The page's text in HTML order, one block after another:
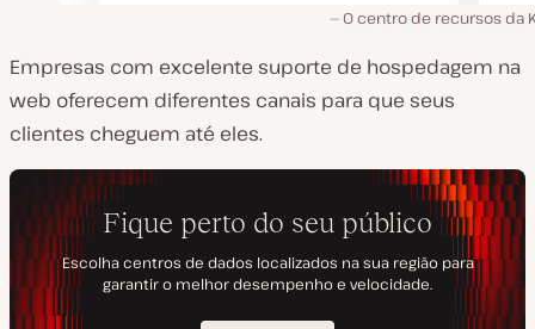
O centro de recursos da
Empresas com excelente suporte de hospedagem na
web oferecem diferentes canais para que seus
clientes cheguem até eles.